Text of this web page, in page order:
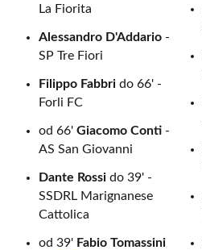
La Fiorita
Alessandro D'Addario -
SP Tre Fiori
Filippo Fabbri do 66' -
Forli FC
od 66' Giacomo Conti -
AS San Giovanni
Dante Rossi do 39' -
SSDRL Marignanese
Cattolica
od 39' Fabio Tomassini